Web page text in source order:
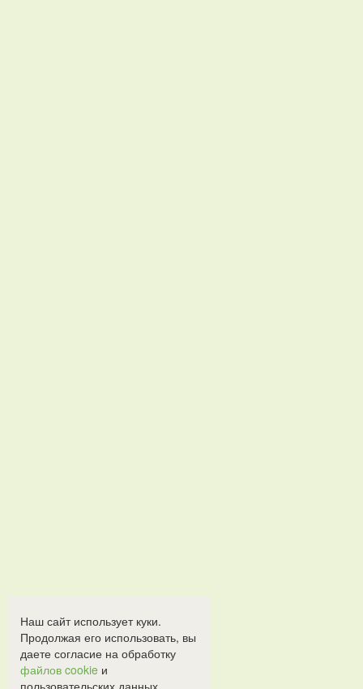
Наш сайт использует куки.
Продолжая его использовать, вы
даете согласие на обработку
файлов cookie и
пользовательских данных.